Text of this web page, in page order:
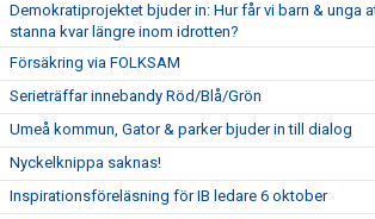
Demokratiprojektet bjuder in: Hur får vi barn & unga
stanna kvar längre inom idrotten?
Försäkring via FOLKSAM
Serieträffar innebandy Röd/Blå/Grön
Umeå kommun, Gator & parker bjuder in till dialog
Nyckelknippa saknas!
Inspirationsföreläsning för IB ledare 6 oktober